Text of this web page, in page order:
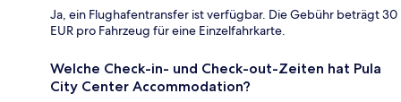
Ja, ein Flughafentransfer ist verfügbar. Die Gebühr beträgt 30
EUR pro Fahrzeug für eine Einzelfahrkarte.
Welche Check-in- und Check-out-Zeiten hat Pula
City Center Accommodation?